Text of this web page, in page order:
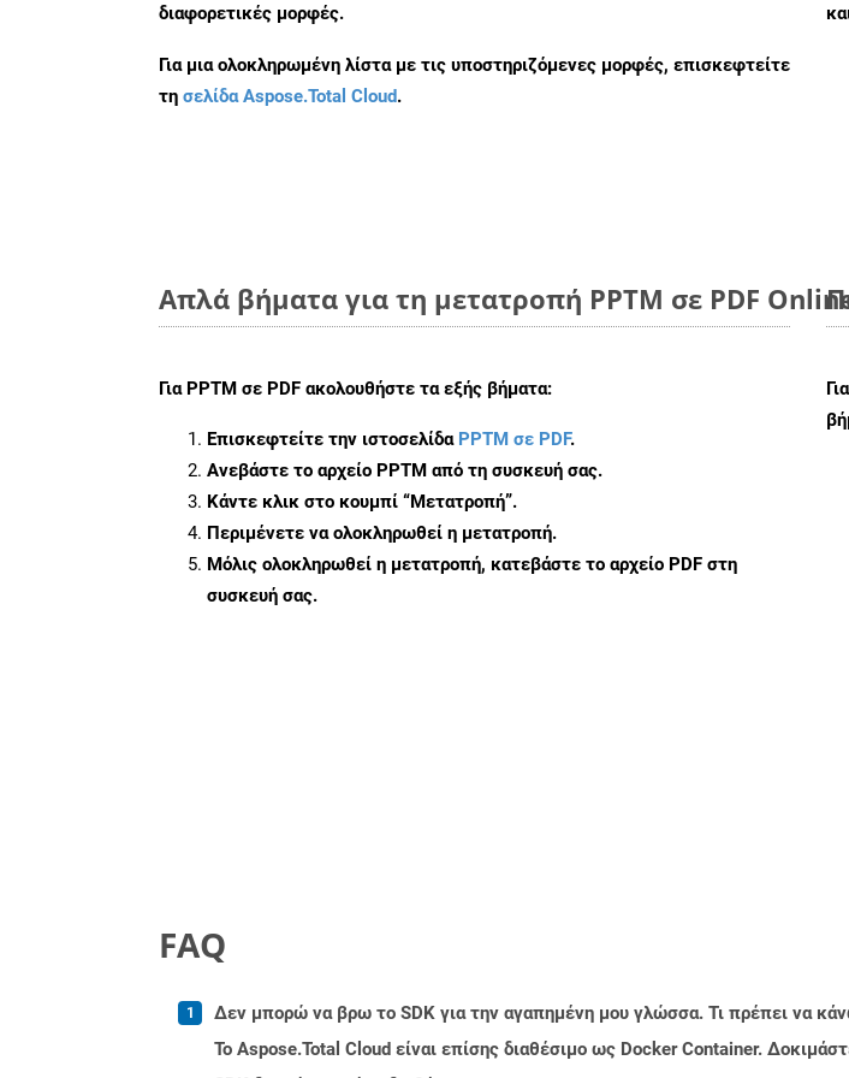
διαφορετικές μορφές.
Για μια ολοκληρωμένη λίστα με τις υποστηριζόμενες μορφές, επισκεφτείτε
τη σελίδα Aspose.Total Cloud.
Απλά βήματα για τη μετατροπή PPTM σε PDF
Για PPTM σε PDF ακολουθήστε τα εξής βήματα:
Επισκεφτείτε την ιστοσελίδα PPTM σε PDF.
Ανεβάστε το αρχείο PPTM από τη συσκευή σας.
Κάντε κλικ στο κουμπί “Μετατροπή”.
Περιμένετε να ολοκληρωθεί η μετατροπή.
Μόλις ολοκληρωθεί η μετατροπή, κατεβάστε το αρχείο PDF στη
συσκευή σας.
FAQ
Δεν μπορώ να βρω το SDK για την αγαπημένη μου γλώσσα. Τι πρέπει να
Το Aspose.Total Cloud είναι επίσης διαθέσιμο ως Docker Container.